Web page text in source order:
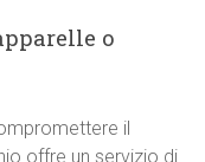
o
il
offre un servizio di